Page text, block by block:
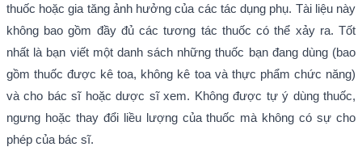
thuốc hoặc gia tăng ảnh hưởng của các tác dụng phụ. Tài liệu này
không bao gồm đầy đủ các tương tác thuốc có thể xảy ra. Tốt
nhất là bạn viết một danh sách những thuốc bạn đang dùng (bao
gồm thuốc được kê toa, không kê toa và thực phẩm chức năng)
và cho bác sĩ hoặc dược sĩ xem. Không được tự ý dùng thuốc,
ngưng hoặc thay đổi liều lượng của thuốc mà không có sự cho
phép của bác sĩ.